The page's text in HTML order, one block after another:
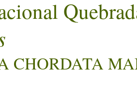
CHORDATA